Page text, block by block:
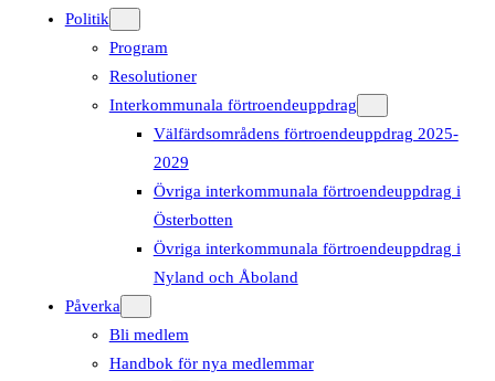
Politik
Program
Resolutioner
Interkommunala förtroendeuppdrag
Välfärdsområdens förtroendeuppdrag 2025-
2029
Övriga interkommunala förtroendeuppdrag i
Österbotten
Övriga interkommunala förtroendeuppdrag i
Nyland och Åboland
Påverka
Bli medlem
Handbok för nya medlemmar